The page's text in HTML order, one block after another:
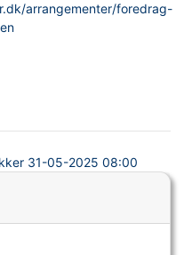
arrangementer/foredrag-
31-05-2025 08:00